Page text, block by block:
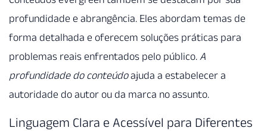
profundidade e abrangência. Eles abordam temas de
forma detalhada e oferecem soluções práticas para
problemas reais enfrentados pelo público. A
profundidade do conteúdoajuda a estabelecer a
autoridade do autor ou da marca no assunto.
Linguagem Clara e Acessível para Diferentes